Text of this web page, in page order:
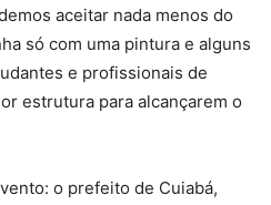
aceitar nada menos do
só com uma pintura e alguns
e profissionais de
estrutura para alcançarem o
o prefeito de Cuiabá,